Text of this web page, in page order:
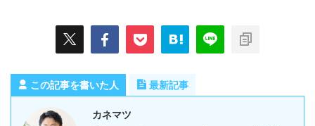
この記事を書いた人 最新記事
カネマツ